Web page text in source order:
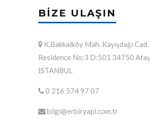
BIZE ULAŞIN
K.Bakkalköy Mah. Kayışdağı
Residence No:3 D:501 34750
İSTANBUL
0 216 574 97 07
bilgi@erbiryapi.com.tr